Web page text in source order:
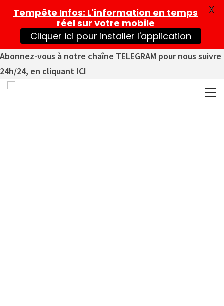
Abonnez-vous à notre chaîne TELEGRAM pour nous suivre
24h/24, en cliquant ICI
Tempête Infos: L'information en temps
réel sur votre mobile
Cliquer ici pour installer l'application
X